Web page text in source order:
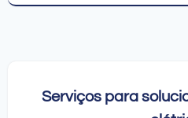
Serviços para